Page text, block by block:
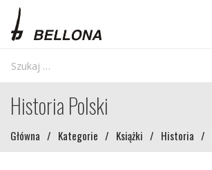
Historia Polski
Główna / Kategorie / Książki / Historia /